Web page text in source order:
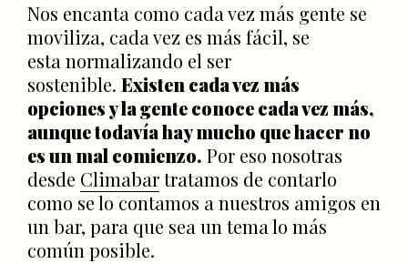
Nos encanta como cada vez más gente se
moviliza, cada vez es más fácil, se
esta normalizando el ser
sostenible. Existen cada vez más
opciones y la gente conoce cada vez más,
aunque todavía hay mucho que hacer no
es un mal comienzo. Por eso nosotras
desde Climabartratamos de contarlo
como se lo contamos a nuestros amigos en
un bar, para que sea un tema lo más
común posible.